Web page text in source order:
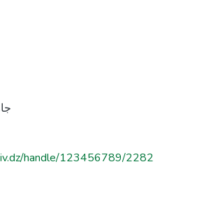
handle/123456789/2282